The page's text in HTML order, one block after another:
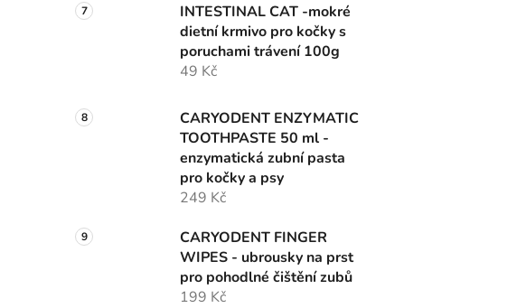
INTESTINAL CAT -mokré
dietní krmivo pro kočky s
poruchami trávení 100g
49 Kč
CARYODENT ENZYMATIC
TOOTHPASTE 50 ml -
enzymatická zubní pasta
pro kočky a psy
249 Kč
CARYODENT FINGER
WIPES - ubrousky na prst
pro pohodlné čištění zubů
199 Kč